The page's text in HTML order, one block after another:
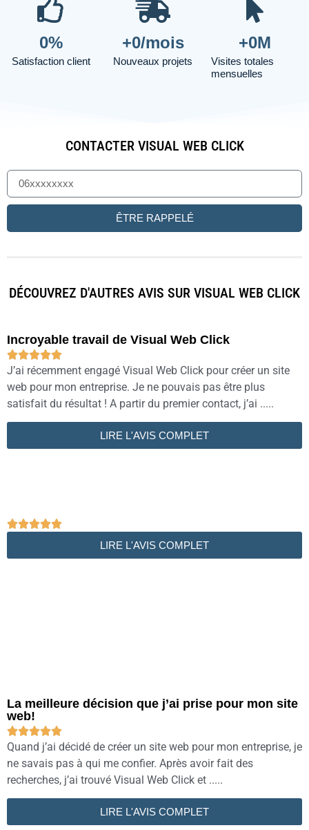
Satisfaction client
0%
Nouveaux projets
+0/mois
Visites totales
mensuelles
+0M
CONTACTER VISUAL WEB CLICK
ÊTRE RAPPELÉ
DÉCOUVREZ D'AUTRES AVIS SUR VISUAL WEB CLICK
Incroyable travail de Visual Web Click

J’ai récemment engagé Visual Web Click pour créer un site
web pour mon entreprise. Je ne pouvais pas être plus
satisfait du résultat ! A partir du premier contact, j’ai .....
LIRE L'AVIS COMPLET

LIRE L'AVIS COMPLET
La meilleure décision que j’ai prise pour mon site
web!

Quand j’ai décidé de créer un site web pour mon entreprise, je
ne savais pas à qui me confier. Après avoir fait des
recherches, j’ai trouvé Visual Web Click et .....
LIRE L'AVIS COMPLET